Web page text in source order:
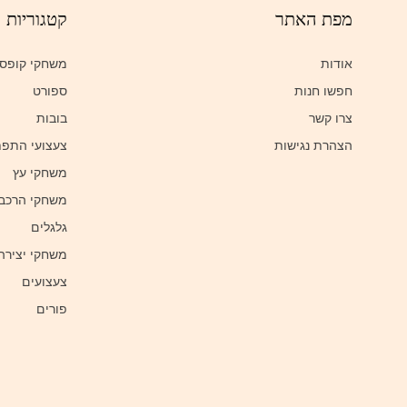
מפת האתר
אודות
חפשו חנות
צרו קשר
הצהרת נגישות
קטגוריות
משחקי
ספורט
בובות
צעצועי
משחקי עץ
משחקי
גלגלים
משחקי
צעצועים
פורים